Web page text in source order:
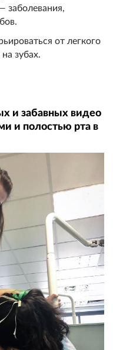
заболевания,
от легкого
зубах.
и забавных видео
и полостью рта в